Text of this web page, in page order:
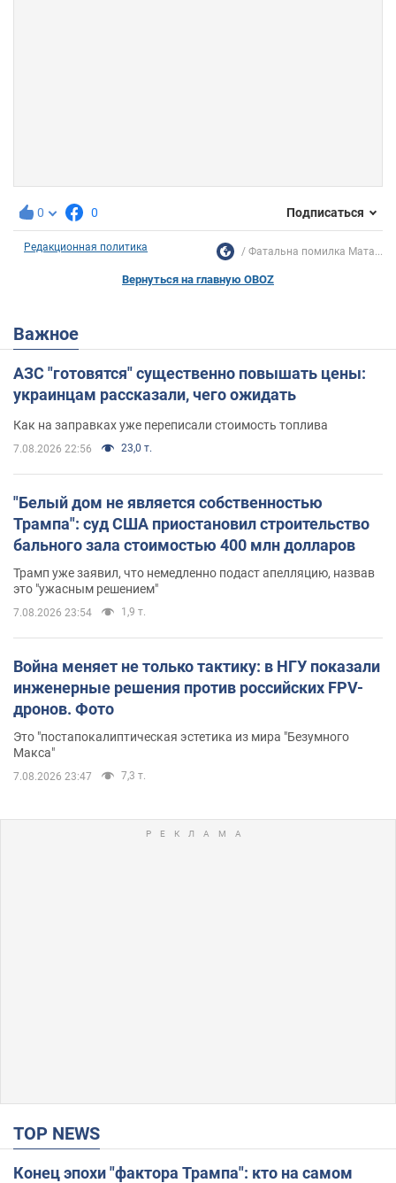
0 0 Подписаться
Редакционная политика Фатальна помилка Мата...
Вернуться на главную OBOZ
Важное
АЗС "готовятся" существенно повышать цены:
украинцам рассказали, чего ожидать
Как на заправках уже переписали стоимость топлива
7.08.2026 22:56 23,0 т.
"Белый дом не является собственностью
Трампа": суд США приостановил строительство
бального зала стоимостью 400 млн долларов
Трамп уже заявил, что немедленно подаст апелляцию, назвав
это "ужасным решением"
7.08.2026 23:54 1,9 т.
Война меняет не только тактику: в НГУ показали
инженерные решения против российских FPV-
дронов. Фото
Это "постапокалиптическая эстетика из мира "Безумного
Макса"
7.08.2026 23:47 7,3 т.
TOP NEWS
Конец эпохи "фактора Трампа": кто на самом